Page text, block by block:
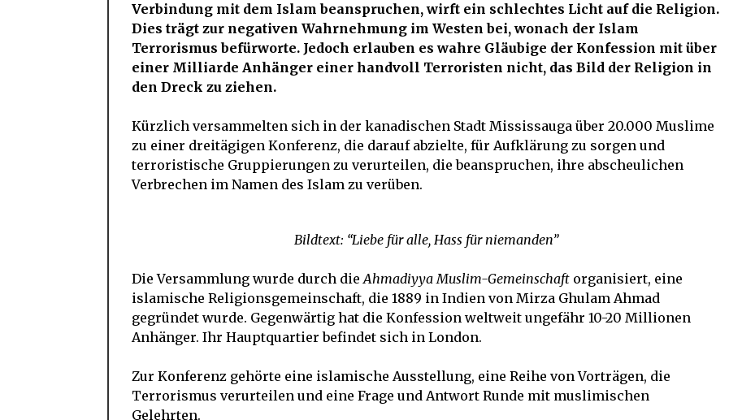
Verbindung mit dem Islam beanspruchen, wirft ein schlechtes Licht auf die Religion.
Dies trägt zur negativen Wahrnehmung im Westen bei, wonach der Islam
Terrorismus befürworte. Jedoch erlauben es wahre Gläubige der Konfession mit über
einer Milliarde Anhänger einer handvoll Terroristen nicht, das Bild der Religion in
den Dreck zu ziehen.
Kürzlich versammelten sich in der kanadischen Stadt Mississauga über 20.000 Muslime
zu einer dreitägigen Konferenz, die darauf abzielte, für Aufklärung zu sorgen und
terroristische Gruppierungen zu verurteilen, die beanspruchen, ihre abscheulichen
Verbrechen im Namen des Islam zu verüben.
Bildtext: “Liebe für alle, Hass für niemanden”
Die Versammlung wurde durch dieAhmadiyya Muslim-Gemeinschaft organisiert, eine
islamische Religionsgemeinschaft, die 1889 in Indien von Mirza Ghulam Ahmad
gegründet wurde. Gegenwärtig hat die Konfession weltweit ungefähr 10-20 Millionen
Anhänger. Ihr Hauptquartier befindet sich in London.
Zur Konferenz gehörte eine islamische Ausstellung, eine Reihe von Vorträgen, die
Terrorismus verurteilen und eine Frage und Antwort Runde mit muslimischen
Gelehrten.